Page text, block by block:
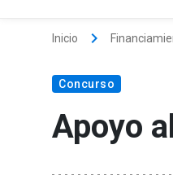
Inicio keyboard_arrow_right
Concurso
Apoyo